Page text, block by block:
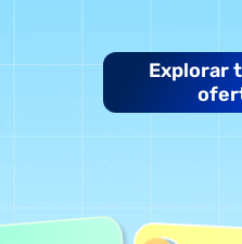
Explorar